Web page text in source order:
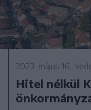
2023. május 16.,
Hitel nélkül